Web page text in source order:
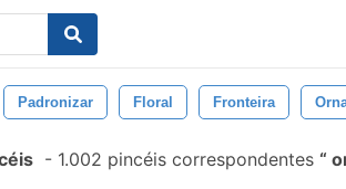
Padronizar Floral Fronteira
- 1.002 pincéis correspondentes